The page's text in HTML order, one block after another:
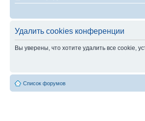
Удалить cookies конференции
Вы уверены, что хотите удалить все cookie,
Список форумов